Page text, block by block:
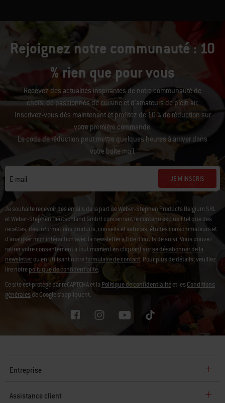
Rejoignez notre communauté : 10
% rien que pour vous
Recevez des actualités inspirantes de notre communauté de
chefs, de passionnés de cuisine et d’amateurs de plein air.
Inscrivez-vous dès maintenant et profitez de 10 % de réduction sur
votre première commande.
Le code de réduction peut mettre quelques heures à arriver dans
votre boîte mail.
E-mail JE M'INSCRIS
Je souhaite recevoir des emails de la part de Weber-Stephen Products Belgium SRL
et Weber-Stephen Deutschland GmbH concernant le contenu exclusif tel que des
recettes, des informations produits, conseils et astuces, études consommateurs et
d'analyser mon intéraction avec la newsletter à l'ide d'outils de suivi.Vous pouvez
retirer votre consentement à tout moment en cliquant surse désabonner de la
newsletterou en utilisant notreformulaire de contact
. Pour plus de détails, veuillez
lire notrepolitique de confidentialité.
Ce site est protégé par reCAPTCHA et la